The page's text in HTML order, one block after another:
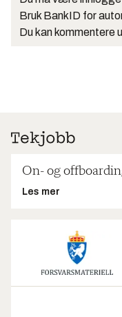
Bruk BankID for
Du kan kommentere
On- og
Les mer